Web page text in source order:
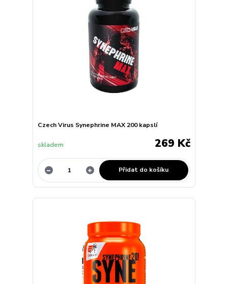
Czech Virus Synephrine MAX 200 kapslí
269 Kč
skladem
Přidat do košíku